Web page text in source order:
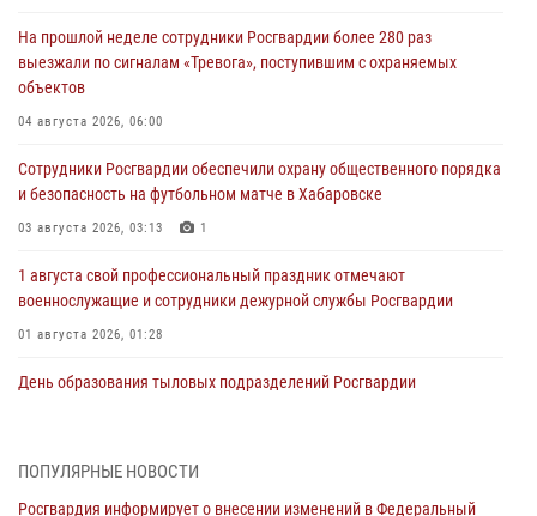
На прошлой неделе сотрудники Росгвардии более 280 раз
выезжали по сигналам «Тревога», поступившим с охраняемых
объектов
04 августа 2026, 06:00
Сотрудники Росгвардии обеспечили охрану общественного порядка
и безопасность на футбольном матче в Хабаровске
03 августа 2026, 03:13 1
1 августа свой профессиональный праздник отмечают
военнослужащие и сотрудники дежурной службы Росгвардии
01 августа 2026, 01:28
День образования тыловых подразделений Росгвардии
В Управлении Росгвардии по Хабаровскому краю состоялось
ПОПУЛЯРНЫЕ НОВОСТИ
Росгвардия информирует о внесении изменений в Федеральный